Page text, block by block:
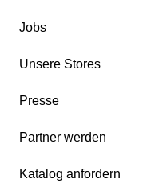
Jobs
Unsere Stores
Presse
Partner werden
Katalog anfordern